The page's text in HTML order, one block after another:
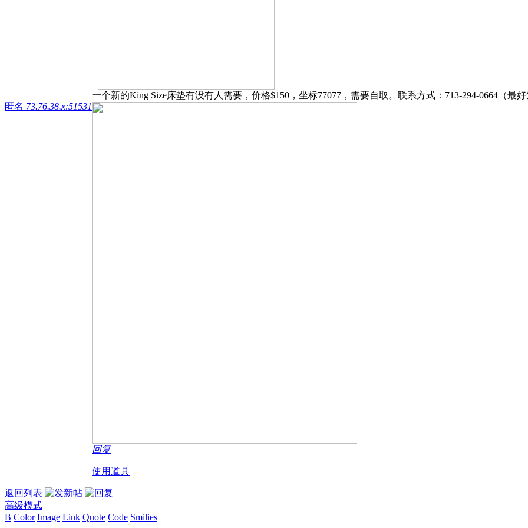
匿名 73.76.38.x:51531
一个新的King Size床垫有没有人需要，价格$150，坐标77077，需要自取。联系方式：713-294-0664（最好
回复
使用道具
返回列表
高级模式
B Color Image Link Quote Code Smilies